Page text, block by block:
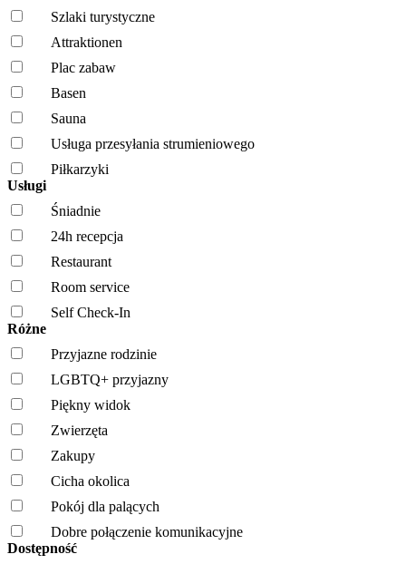
Szlaki turystyczne
Attraktionen
Plac zabaw
Basen
Sauna
Usługa przesyłania strumieniowego
Piłkarzyki
Usługi
Śniadnie
24h recepcja
Restaurant
Room service
Self Check-In
Różne
Przyjazne rodzinie
LGBTQ+ przyjazny
Piękny widok
Zwierzęta
Zakupy
Cicha okolica
Pokój dla palących
Dobre połączenie komunikacyjne
Dostępność